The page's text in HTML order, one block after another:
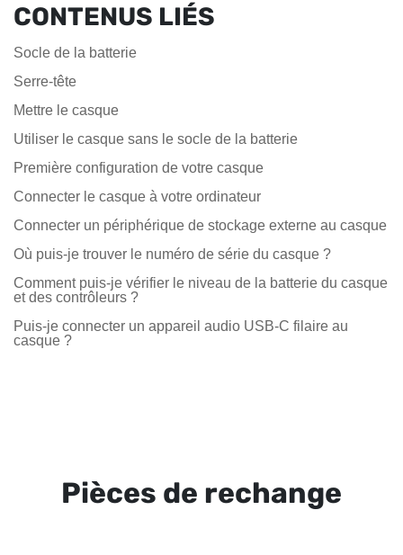
CONTENUS LIÉS
Socle de la batterie
Serre-tête
Mettre le casque
Utiliser le casque sans le socle de la batterie
Première configuration de votre casque
Connecter le casque à votre ordinateur
Connecter un périphérique de stockage externe au casque
Où puis-je trouver le numéro de série du casque ?
Comment puis-je vérifier le niveau de la batterie du casque
et des contrôleurs ?
Puis-je connecter un appareil audio USB-C filaire au
casque ?
Pièces de rechange